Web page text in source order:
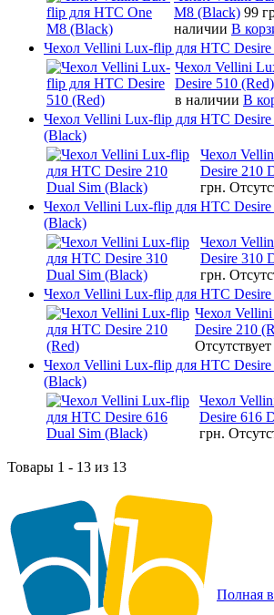
M8 (Black) 99
наличии В
Чехол Vellini Lux-flip для HTC Desire
Чехол Vellini
Desire 510 (Red)
в наличии В
Чехол Vellini Lux-flip для HTC
(Black)
Чехол
Desire 210
грн.
Чехол Vellini Lux-flip для HTC
(Black)
Чехол
Desire 310
грн.
Чехол Vellini Lux-flip для HTC Desire
Чехол
Desire 210
Отсутствует
Чехол Vellini Lux-flip для HTC
(Black)
Чехол
Desire 616
грн.
Товары 1 - 13 из 13
Полная